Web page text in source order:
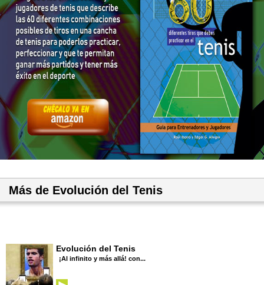
Más de Evolución del Tenis
Evolución del Tenis
¡Al infinito y más allá! con...